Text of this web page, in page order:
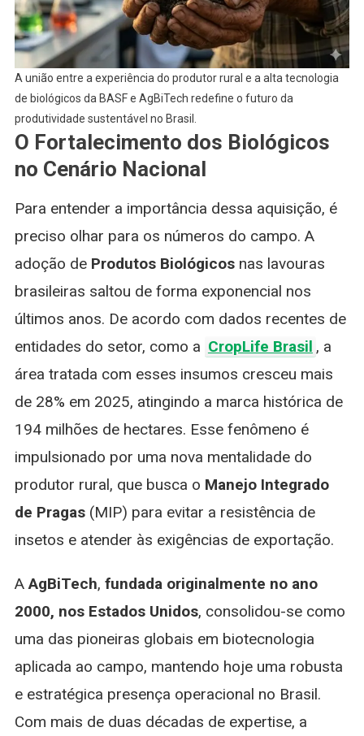
A união entre a experiência do produtor rural e a alta tecnologia
de biológicos da BASF e AgBiTech redefine o futuro da
produtividade sustentável no Brasil.
O Fortalecimento dos Biológicos
no Cenário Nacional
Para entender a importância dessa aquisição, é
preciso olhar para os números do campo. A
adoção de Produtos Biológicosnas lavouras
brasileiras saltou de forma exponencial nos
últimos anos. De acordo com dados recentes de
entidades do setor, como a CropLife Brasil , a
área tratada com esses insumos cresceu mais
de 28% em 2025, atingindo a marca histórica de
194 milhões de hectares. Esse fenômeno é
impulsionado por uma nova mentalidade do
produtor rural, que busca o Manejo Integrado
de Pragas(MIP) para evitar a resistência de
insetos e atender às exigências de exportação.
AAgBiTech, fundada originalmente no ano
2000, nos Estados Unidos, consolidou-se como
uma das pioneiras globais em biotecnologia
aplicada ao campo, mantendo hoje uma robusta
e estratégica presença operacional no Brasil.
Com mais de duas décadas de expertise, a